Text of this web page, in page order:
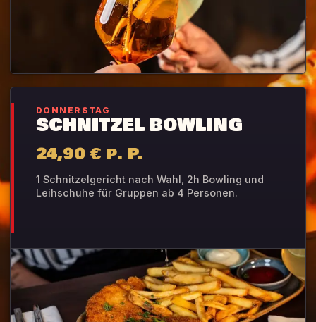
DONNERSTAG
SCHNITZEL BOWLING
24,90 € p. P.
1 Schnitzelgericht nach Wahl, 2h Bowling und
Leihschuhe für Gruppen ab 4 Personen.